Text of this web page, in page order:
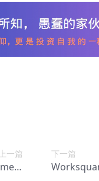
上一篇 下一篇